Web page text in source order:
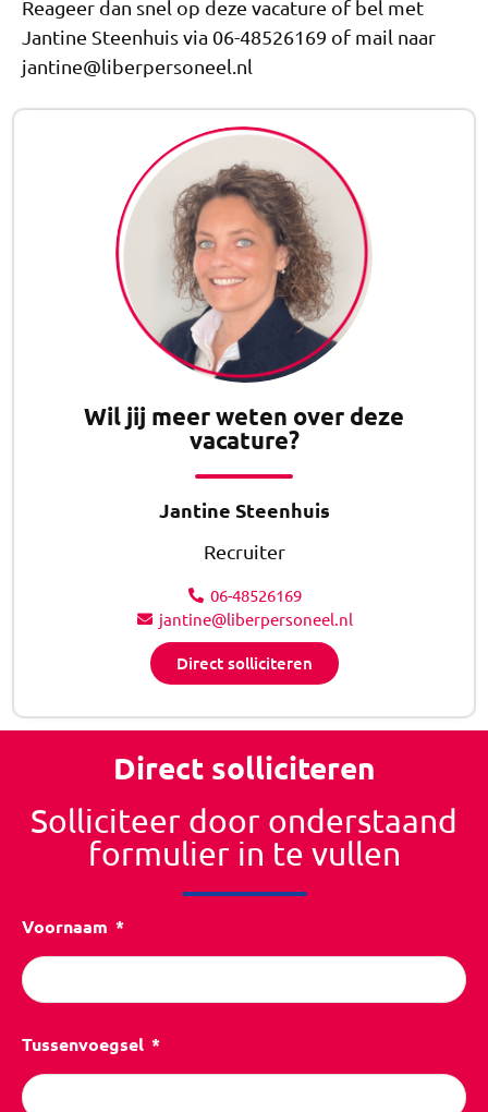
Reageer dan snel op deze vacature of bel met
Jantine Steenhuis via 06-48526169 of mail naar
jantine@liberpersoneel.nl
Wil jij meer weten over deze
vacature?
Jantine Steenhuis
Recruiter
06-48526169
jantine@liberpersoneel.nl
Direct solliciteren
Direct solliciteren
Solliciteer door onderstaand
formulier in te vullen
Voornaam
Tussenvoegsel